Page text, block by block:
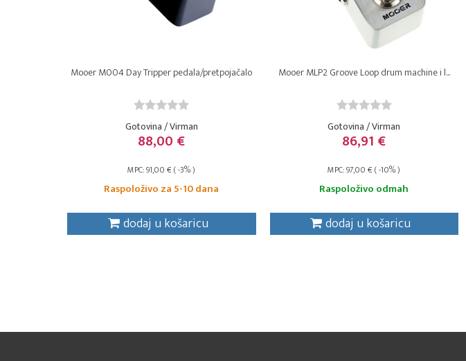
Mooer M004 Day Tripper pedala/pretpojačalo
Gotovina / Virman
88,00 €
MPC: 91,00 € ( -3% )
Raspoloživo za 5-10 dana
dodaj u košaricu
Mooer MLP2 Groove Loop drum machine i l...
Gotovina / Virman
86,91 €
MPC: 97,00 € ( -10% )
Raspoloživo odmah
dodaj u košaricu